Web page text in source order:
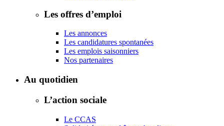
Les offres d’emploi
Les annonces
Les candidatures spontanées
Les emplois saisonniers
Nos partenaires
Au quotidien
L’action sociale
Le CCAS